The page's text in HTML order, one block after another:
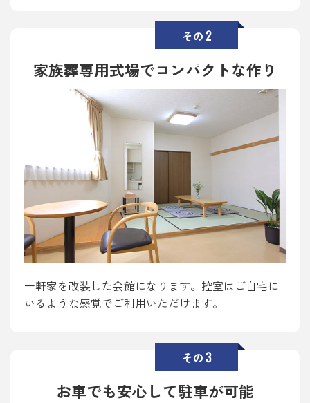
その2
家族葬専用式場でコンパクトな作り
一軒家を改装した会館になります。控室はご自宅に
いるような感覚でご利用いただけます。
その3
お車でも安心して駐車が可能